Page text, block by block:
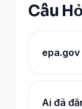
Câu
Ai đã